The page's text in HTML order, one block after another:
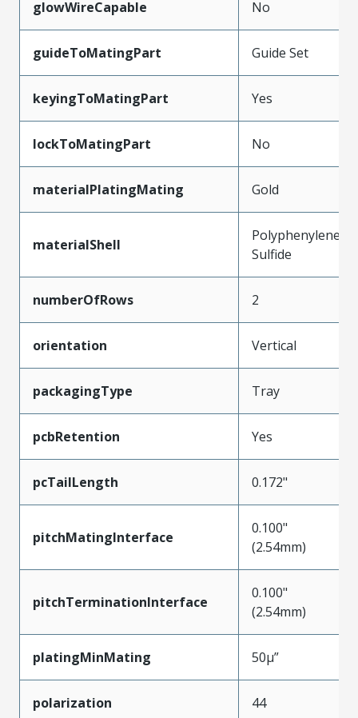
glowWireCapable No
guideToMatingPart Guide Set
keyingToMatingPart Yes
lockToMatingPart No
materialPlatingMating Gold
materialShell
Polyphenylene
Sulfide
numberOfRows 2
orientation Vertical
packagingType Tray
pcbRetention Yes
pcTailLength 0.172"
pitchMatingInterface
0.100"
(2.54mm)
pitchTerminationInterface
0.100"
(2.54mm)
platingMinMating 50µ”
polarization 44